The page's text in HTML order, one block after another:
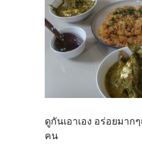
ดูกันเอาเอง อร่อยมาก
คน